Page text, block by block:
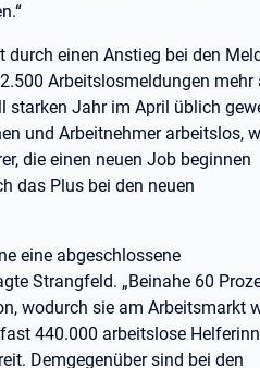
einen Anstieg bei den
Arbeitslosmeldungen mehr
starken Jahr im April üblich
und Arbeitnehmer arbeitslos,
die einen neuen Job beginnen
das Plus bei den neuen
eine abgeschlossene
Strangfeld. „Beinahe 60
wodurch sie am Arbeitsmarkt
440.000 arbeitslose
Demgegenüber sind bei den